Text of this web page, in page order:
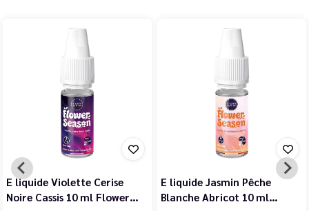
E liquide Violette Cerise
Noire Cassis 10 ml Flower…
E liquide Jasmin Pêche
Blanche Abricot 10 ml…